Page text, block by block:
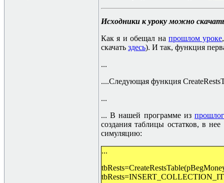
Исходники к уроку можно
Как я и обещал на прошлом уроке
скачать здесь). И так, функция
...
....Следующая функция
...
... В нашей программе из
создания таблицы остатков, в
симуляцию:
...